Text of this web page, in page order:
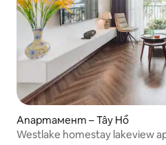
Апартамент – Tây Hồ
Westlake homestay lakeview